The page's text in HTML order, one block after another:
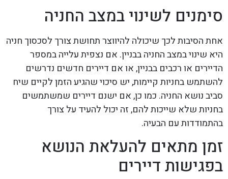
סימנים לשינוי במצב החניה
אחת הסיבות לכך שיכולה להיווצר תחושת צורך לסכסוך חניה
היא שינוי במצב החניה בבניין. אם נצפית עלייה במספר
הדיירים או רכבים בבניין, או אם דיירים חדשים נדרשים
להשתמש בחניות קיימות, יש סיכוי שהגיע הזמן לקיים שיח
סביב נושא החניה. כמו כן, אם ישנם דיירים שמשתמשים
בחניות שלא שייכות להם, זה יכול להעיד על צורך
בהתמודדות עם הבעיה.
זמן מתאים להעלאת הנושא
בפגישות דיירים